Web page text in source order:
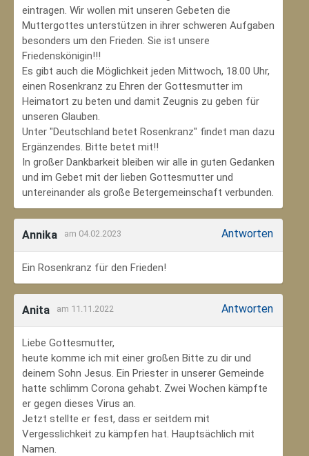
eintragen. Wir wollen mit unseren Gebeten die
Muttergottes unterstützen in ihrer schweren Aufgaben
besonders um den Frieden. Sie ist unsere
Friedenskönigin!!!
Es gibt auch die Möglichkeit jeden Mittwoch, 18.00 Uhr,
einen Rosenkranz zu Ehren der Gottesmutter im
Heimatort zu beten und damit Zeugnis zu geben für
unseren Glauben.
Unter "Deutschland betet Rosenkranz" findet man dazu
Ergänzendes. Bitte betet mit!!
In großer Dankbarkeit bleiben wir alle in guten Gedanken
und im Gebet mit der lieben Gottesmutter und
untereinander als große Betergemeinschaft verbunden.
Annika am 04.02.2023 Antworten
Ein Rosenkranz für den Frieden!
Anita am 11.11.2022 Antworten
Liebe Gottesmutter,
heute komme ich mit einer großen Bitte zu dir und
deinem Sohn Jesus. Ein Priester in unserer Gemeinde
hatte schlimm Corona gehabt. Zwei Wochen kämpfte
er gegen dieses Virus an.
Jetzt stellte er fest, dass er seitdem mit
Vergesslichkeit zu kämpfen hat. Hauptsächlich mit
Namen.